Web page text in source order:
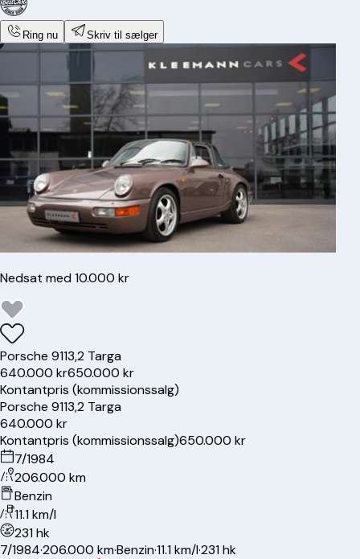
Ring nu Skriv til sælger
Nedsat med 10.000 kr
Porsche 9113,2 Targa
640.000 kr650.000 kr
Kontantpris (kommissionssalg)
Porsche 9113,2 Targa
640.000 kr
Kontantpris (kommissionssalg)650.000 kr
7/1984
206.000 km
Benzin
11.1 km/l
231 hk
7/1984·206.000 km·Benzin·11.1 km/l·231 hk